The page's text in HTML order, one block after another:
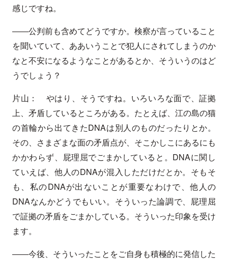
感じですね。
――公判前も含めてどうですか。検察が言っていること
を聞いていて、ああいうことで犯人にされてしまうのか
なと不安になるようなことがあるとか、そういうのはど
うでしょう？
片山： やはり、そうですね。いろいろな面で、証拠
上、矛盾しているところがある。たとえば、江の島の猫
の首輪から出てきたDNAは別人のものだったりとか。
その、さまざまな面の矛盾点が、そこかしこにあるにも
かかわらず、屁理屈でごまかしていると。DNAに関し
ていえば、他人のDNAが混入しただけだとか。そもそ
も、私のDNAが出ないことが重要なわけで、他人の
DNAなんかどうでもいい。そういった論調で、屁理屈
で証拠の矛盾をごまかしている。そういった印象を受け
ます。
――今後、そういったことをご自身も積極的に発信した